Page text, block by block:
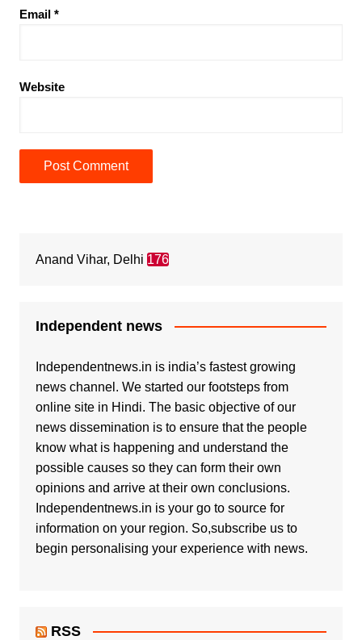
Email *
Website
Anand Vihar, Delhi 176
Independent news
Independentnews.in is india’s fastest growing
news channel. We started our footsteps from
online site in Hindi. The basic objective of our
news dissemination is to ensure that the people
know what is happening and understand the
possible causes so they can form their own
opinions and arrive at their own conclusions.
Independentnews.in is your go to source for
information on your region. So,subscribe us to
begin personalising your experience with news.
RSS